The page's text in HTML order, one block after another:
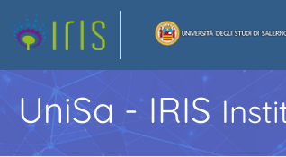
UniSa - IRIS